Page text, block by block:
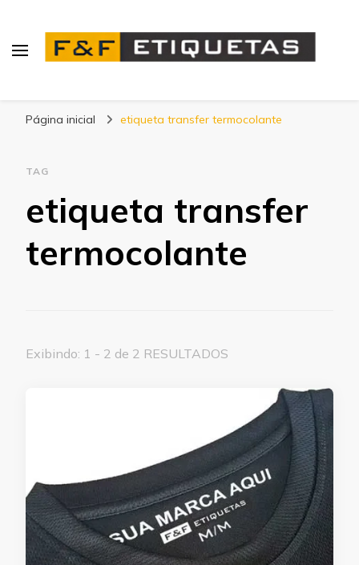
Página inicial etiqueta transfer termocolante
TAG
etiqueta transfer
termocolante
Exibindo: 1 - 2 de 2 RESULTADOS